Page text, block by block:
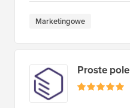
Marketingowe
Proste